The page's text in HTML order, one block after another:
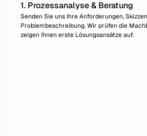
1. Prozessanalyse & Beratung
Senden Sie uns Ihre Anforderungen,
Problembeschreibung. Wir prüfen die
zeigen Ihnen erste Lösungsansätze auf.